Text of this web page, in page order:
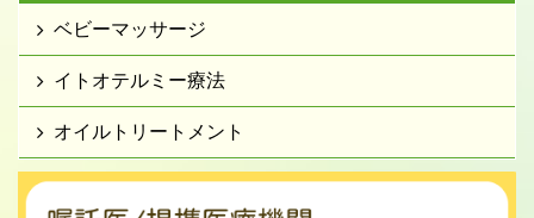
ベビーマッサージ
イトオテルミー療法
オイルトリートメント